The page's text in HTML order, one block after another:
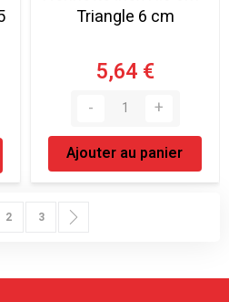
Triangle 6 cm
5,64 €
Ajouter au panier
actuellement la page
Page
2 Page
3